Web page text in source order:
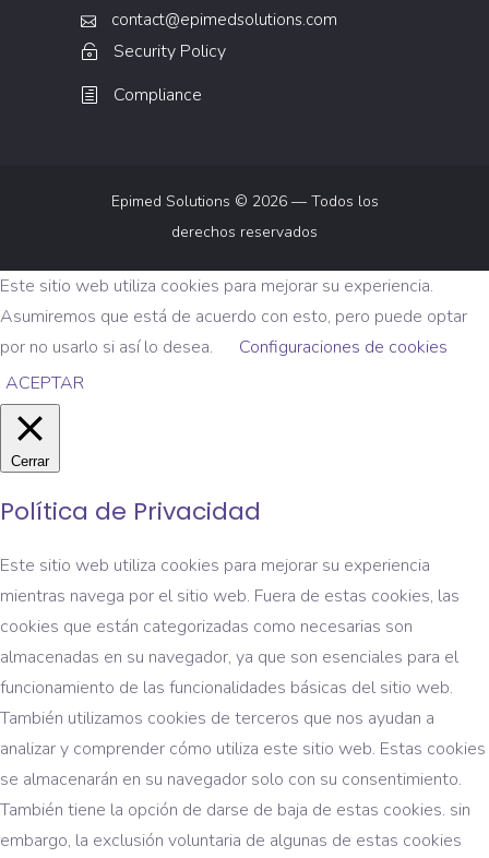
contact@epimedsolutions.com
Security Policy
Compliance
Epimed Solutions © 2026 — Todos los
derechos reservados
Este sitio web utiliza cookies para mejorar su experiencia.
Asumiremos que está de acuerdo con esto, pero puede optar
por no usarlo si así lo desea.
Configuraciones de cookies
ACEPTAR
Cerrar
Política de Privacidad
Este sitio web utiliza cookies para mejorar su experiencia
mientras navega por el sitio web. Fuera de estas cookies, las
cookies que están categorizadas como necesarias son
almacenadas en su navegador, ya que son esenciales para el
funcionamiento de las funcionalidades básicas del sitio web.
También utilizamos cookies de terceros que nos ayudan a
analizar y comprender cómo utiliza este sitio web. Estas cookies
se almacenarán en su navegador solo con su consentimiento.
También tiene la opción de darse de baja de estas cookies. sin
embargo, la exclusión voluntaria de algunas de estas cookies